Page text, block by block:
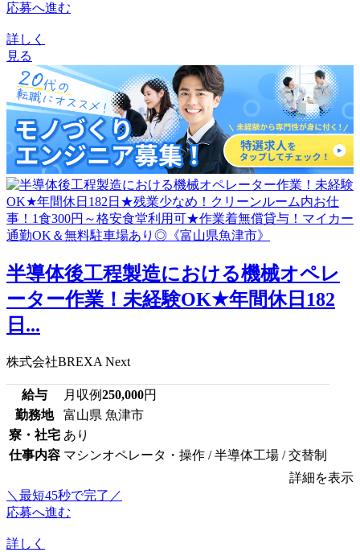
応募へ進む
詳しく
見る
半導体後工程製造における機械オペレ
ーター作業！未経験OK★年間休日182
日...
株式会社BREXA Next
給与 月収例250,000円
勤務地
富山県 魚津市
寮・社宅 あり
仕事内容 マシンオペレータ・操作 / 半導体工場 / 交替制
詳細を表示
＼最短45秒で完了／
応募へ進む
詳しく